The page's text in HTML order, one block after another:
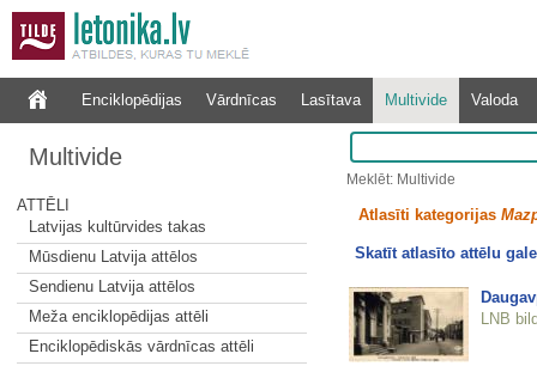
Enciklopēdijas Vārdnīcas Lasītava Multivide Valoda
Multivide
ATTĒLI
Latvijas kultūrvides takas
Mūsdienu Latvija attēlos
Sendienu Latvija attēlos
Meža enciklopēdijas attēli
Enciklopēdiskās vārdnīcas attēli
Meklēt: Multivide
Atlasīti kategorijas
Skatīt atlasīto attēlu
LNB